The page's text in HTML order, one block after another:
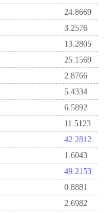
24.8669
3.2576
13.2805
25.1569
2.8766
5.4334
6.5892
11.5123
42.2812
1.6043
49.2153
0.8881
2.6982